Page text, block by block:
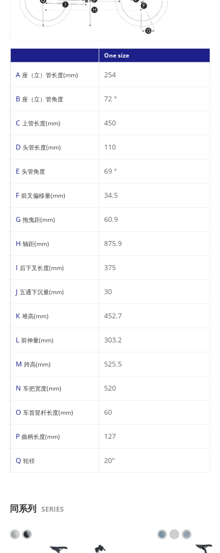
One size
A 座（立）管长度(mm) 254
B 座（立）管角度 72 °
C 上管长度(mm) 450
D 头管长度(mm) 110
E 头管角度 69 °
F 前叉偏移量(mm) 34.5
G 拖曳距(mm) 60.9
H 轴距(mm) 875.9
I 后下叉长度(mm) 375
J 五通下沉量(mm) 30
K 堆高(mm) 452.7
L 前伸量(mm) 303.2
M 跨高(mm) 525.5
N 车把宽度(mm) 520
O 车首竖杆长度(mm) 60
P 曲柄长度(mm) 127
Q 轮径 20"
同系列 SERIES